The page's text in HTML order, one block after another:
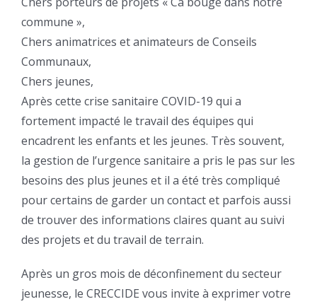
commune »,
Chers animatrices et animateurs de Conseils
Communaux,
Chers jeunes,
Après cette crise sanitaire COVID-19 qui a
fortement impacté le travail des équipes qui
encadrent les enfants et les jeunes. Très souvent,
la gestion de l’urgence sanitaire a pris le pas sur les
besoins des plus jeunes et il a été très compliqué
pour certains de garder un contact et parfois aussi
de trouver des informations claires quant au suivi
des projets et du travail de terrain.
Après un gros mois de déconfinement du secteur
jeunesse, le CRECCIDE vous invite à exprimer votre